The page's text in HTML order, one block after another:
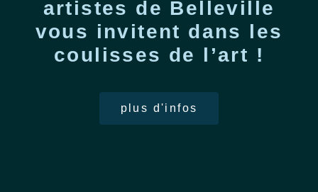
artistes de Belleville
vous invitent dans les
coulisses de l’art !
plus d'infos